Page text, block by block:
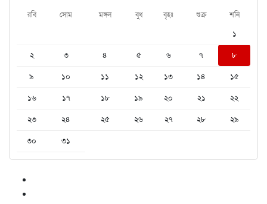
রবি সোম মঙ্গল বুধ বৃহঃ শুক্র শনি
১
২
৩ ৪ ৫ ৬ ৭
৮
৯
১০ ১১ ১২ ১৩ ১৪
১৫
১৬
১৭ ১৮ ১৯ ২০ ২১
২২
২৩
২৪ ২৫ ২৬ ২৭ ২৮
২৯
৩০
৩১